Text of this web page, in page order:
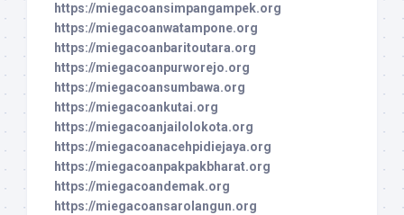
https://miegacoansimpangampek.org
https://miegacoanwatampone.org
https://miegacoanbaritoutara.org
https://miegacoanpurworejo.org
https://miegacoansumbawa.org
https://miegacoankutai.org
https://miegacoanjailolokota.org
https://miegacoanacehpidiejaya.org
https://miegacoanpakpakbharat.org
https://miegacoandemak.org
https://miegacoansarolangun.org